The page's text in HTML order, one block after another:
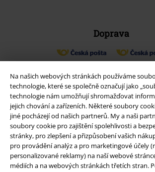
Na našich webových stránkách používáme
technologie, které se společně označují jako
technologie nám umožňují shromažďovat
jejich chování a zařízeních. Některé soubory
jiné pocházejí od našich partnerů. My a naši
soubory cookie pro zajištění spolehlivosti a
stránky, pro zlepšení a přizpůsobení vašich
pro provádění analýz a pro marketingové účely
personalizované reklamy) na naší webové
médiích a na webových stránkách třetích stran.
Doprava
EMP aplikaci
Stáhněte si novou EMP aplikaci zdarma a
funkce a výhody!